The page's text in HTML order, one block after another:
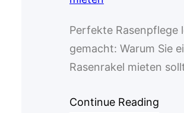
Inspektionen für
Analysen.✅…
Perfekte Rasenpflege
gemacht: Warum Sie
Rasenrakel mieten
Kunden: Beim Kauf
Continue Reading